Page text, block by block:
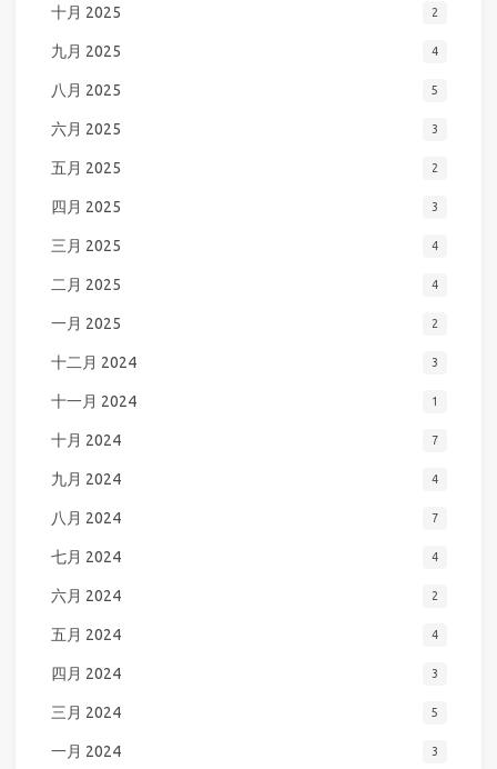
十月 2025 2
九月 2025 4
八月 2025 5
六月 2025 3
五月 2025 2
四月 2025 3
三月 2025 4
二月 2025 4
一月 2025 2
十二月 2024 3
十一月 2024 1
十月 2024 7
九月 2024 4
八月 2024 7
七月 2024 4
六月 2024 2
五月 2024 4
四月 2024 3
三月 2024 5
一月 2024 3